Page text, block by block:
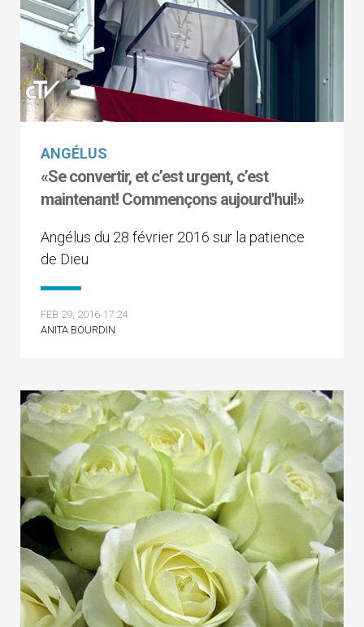
ANGÉLUS
«Se convertir, et c’est urgent, c’est
maintenant! Commençons aujourd'hui!»
Angélus du 28 février 2016 sur la patience
de Dieu
FEB 29, 2016 17:24
ANITA BOURDIN